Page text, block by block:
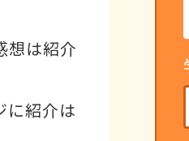
想は紹介
に紹介は